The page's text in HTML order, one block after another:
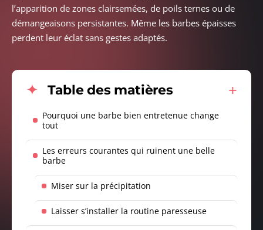
l’apparition de zones clairsemées, de poils ternes ou de
démangeaisons persistantes. Même les barbes épaisses
perdent leur éclat sans gestes adaptés.
Table des matières
Pourquoi une barbe bien entretenue change
tout
Les erreurs courantes qui ruinent une belle
barbe
Miser sur la précipitation
Laisser s’installer la routine paresseuse